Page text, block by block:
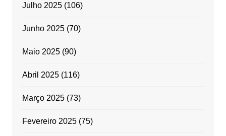
Julho 2025(106)
Junho 2025(70)
Maio 2025(90)
Abril 2025(116)
Março 2025(73)
Fevereiro 2025(75)